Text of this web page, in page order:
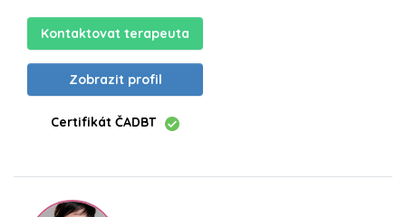
Kontaktovat terapeuta
Zobrazit profil
Certifikát ČADBT